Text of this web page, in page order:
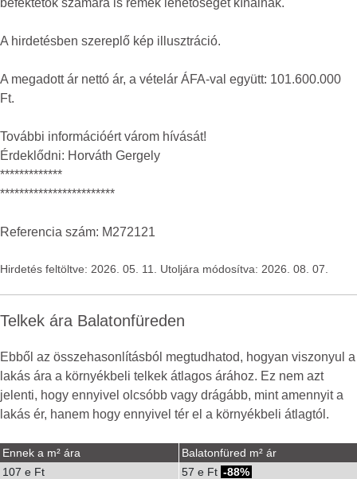
befektetők számára is remek lehetőséget kínálnak.
A hirdetésben szereplő kép illusztráció.
A megadott ár nettó ár, a vételár ÁFA-val együtt: 101.600.000
Ft.
További információért várom hívását!
Érdeklődni: Horváth Gergely
*************
************************
Referencia szám: M272121
Hirdetés feltöltve: 2026. 05. 11. Utoljára módosítva: 2026. 08. 07.
Telkek ára Balatonfüreden
Ebből az összehasonlításból megtudhatod, hogyan viszonyul a
lakás ára a környékbeli telkek átlagos árához. Ez nem azt
jelenti, hogy ennyivel olcsóbb vagy drágább, mint amennyit a
lakás ér, hanem hogy ennyivel tér el a környékbeli átlagtól.
Ennek a m² ára
Balatonfüred m² ár
107 e Ft
57 e Ft -88%